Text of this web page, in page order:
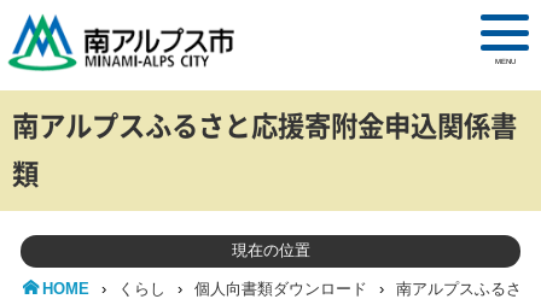
MENU
南アルプスふるさと応援寄附金申込関係書
類
現在の位置
HOME › くらし › 個人向書類ダウンロード ›
南アルプスふるさ